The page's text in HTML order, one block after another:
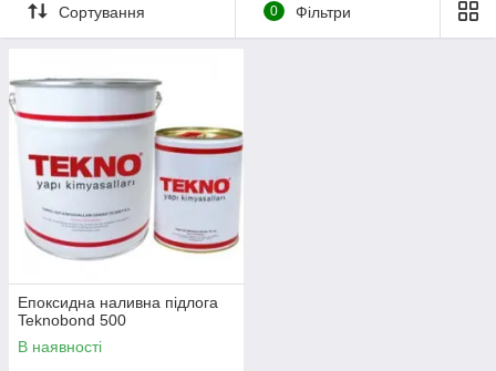
Сортування 0 Фільтри
Епоксидна наливна підлога
Teknobond 500
В наявності